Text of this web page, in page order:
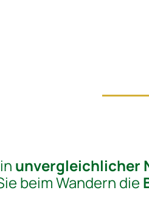
unvergleichlicher
beim Wandern die